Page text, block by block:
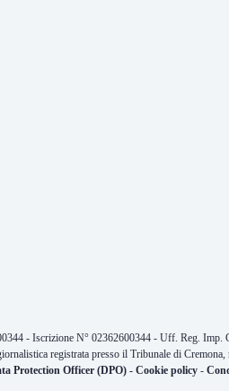
- Iscrizione N° 02362600344 - Uff. Reg. Imp.
registrata presso il Tribunale di
Protection Officer (DPO) -Cookie policy -